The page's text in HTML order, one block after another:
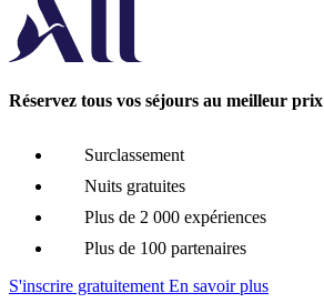
Réservez tous vos séjours au meilleur prix
Surclassement
Nuits gratuites
Plus de 2 000 expériences
Plus de 100 partenaires
S'inscrire gratuitement En savoir plus